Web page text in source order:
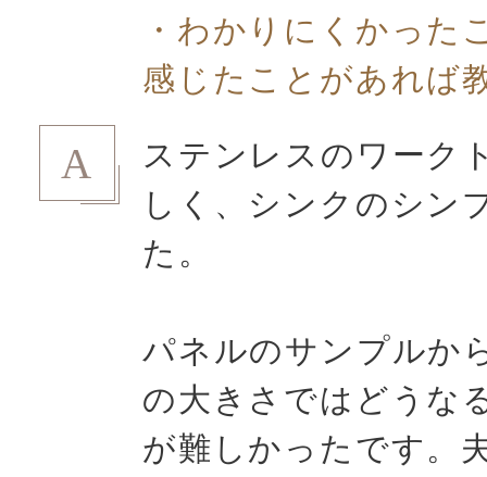
・わかりにくかった
感じたことがあれば
A
ステンレスのワーク
しく、シンクのシン
た。
パネルのサンプルか
の大きさではどうな
が難しかったです。